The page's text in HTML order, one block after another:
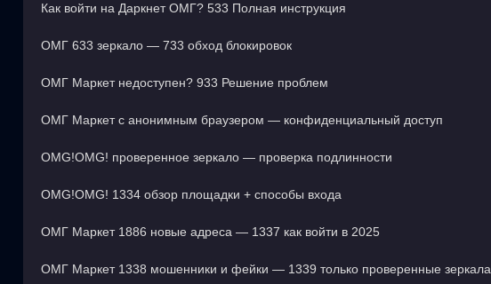
Как войти на Даркнет ОМГ? 533 Полная инструкция
ОМГ 633 зеркало — 733 обход блокировок
ОМГ Маркет недоступен? 933 Решение проблем
ОМГ Маркет с анонимным браузером — конфиденциальный доступ
OMG!OMG! проверенное зеркало — проверка подлинности
OMG!OMG! 1334 обзор площадки + способы входа
ОМГ Маркет 1886 новые адреса — 1337 как войти в 2025
ОМГ Маркет 1338 мошенники и фейки — 1339 только проверенные зеркала